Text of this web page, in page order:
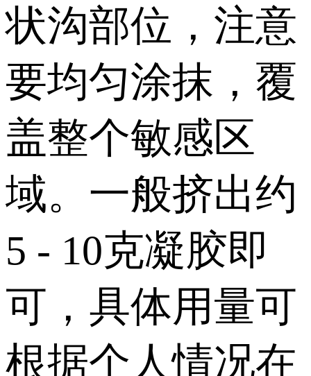
状沟部位，注意
要均匀涂抹，覆
盖整个敏感区
域。一般挤出约
5 - 10克凝胶即
可，具体用量可
根据个人情况在